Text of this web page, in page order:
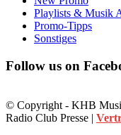
Playlists & Musik
Promo-Tipps
Sonstiges
Follow us on
© Copyright - KHB
Radio Club Presse |